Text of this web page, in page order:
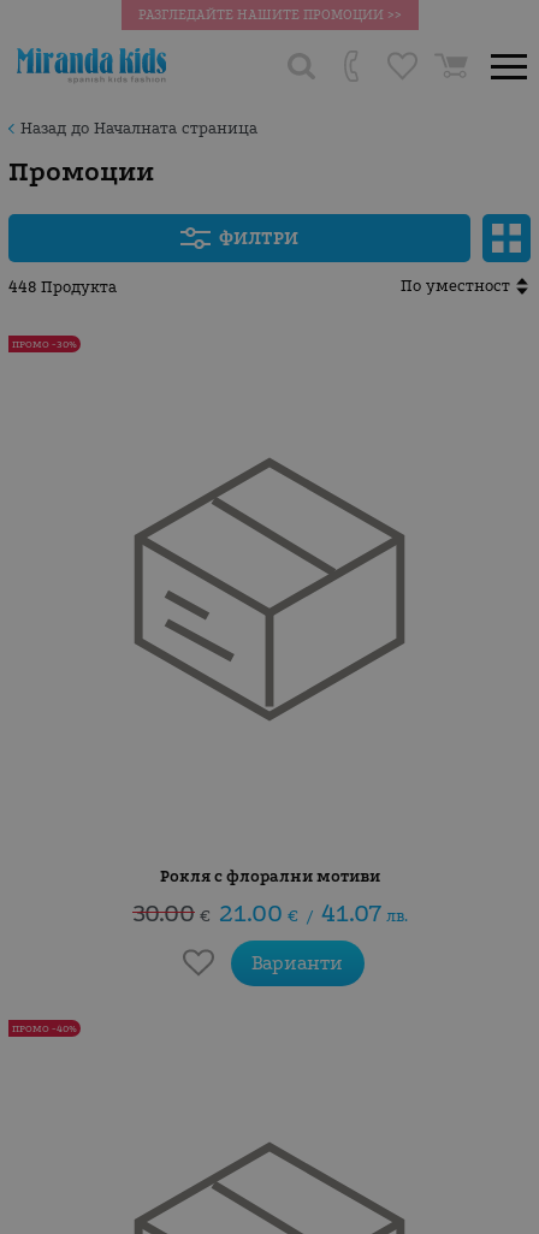
РАЗГЛЕДАЙТЕ НАШИТЕ ПРОМОЦИИ >>
Назад до Началната страница
Промоции
ФИЛТРИ
448 Продукта По уместност
Рокля с флорални мотиви
30.00 € 21.00 € / 41.07 лв.
Варианти
ПРОМО -30%
ПРОМО -40%